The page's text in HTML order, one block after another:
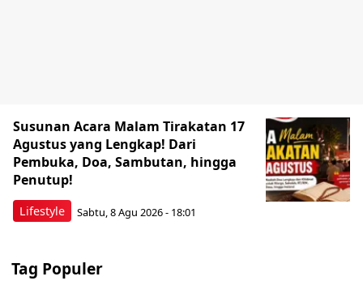
Lifestyle
Susunan Acara Malam Tirakatan 17
Agustus yang Lengkap! Dari
Pembuka, Doa, Sambutan, hingga
Penutup!
Sabtu, 8 Agu 2026 - 18:01
Tag Populer